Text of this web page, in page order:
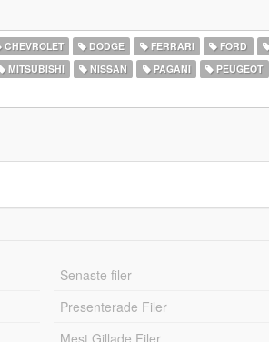
CHEVROLET DODGE FERRARI FORD
MITSUBISHI NISSAN PAGANI PEUGEOT
Senaste filer
Presenterade Filer
Mest Gillade Filer